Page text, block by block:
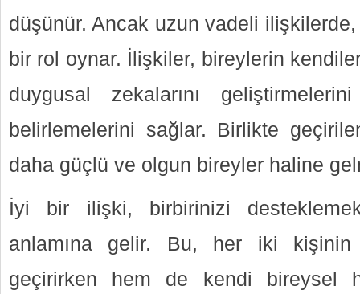
düşünür. Ancak uzun vadeli
bir rol oynar. İlişkiler, bireylerin
duygusal zekalarını
belirlemelerini sağlar. Birlikte
daha güçlü ve olgun bireyler haline
İyi bir ilişki, birbirinizi
anlamına gelir. Bu, her iki
geçirirken hem de kendi bireysel